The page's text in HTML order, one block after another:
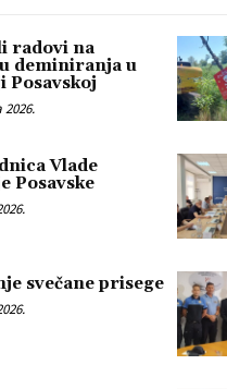
radovi na
deminiranja u
Posavskoj
2026.
Vlade
Posavske
svečane prisege